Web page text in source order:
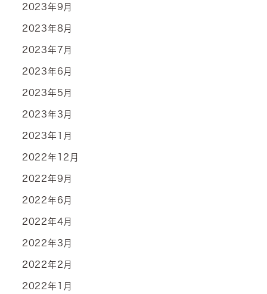
2023年9月
2023年8月
2023年7月
2023年6月
2023年5月
2023年3月
2023年1月
2022年12月
2022年9月
2022年6月
2022年4月
2022年3月
2022年2月
2022年1月